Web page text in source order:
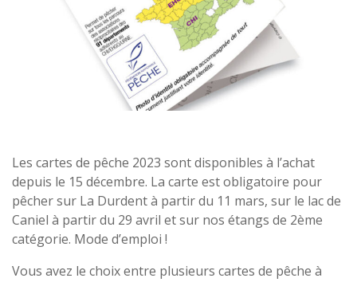
Les cartes de pêche 2023 sont disponibles à l’achat
depuis le 15 décembre. La carte est obligatoire pour
pêcher sur La Durdent à partir du 11 mars, sur le lac de
Caniel à partir du 29 avril et sur nos étangs de 2ème
catégorie. Mode d’emploi !
Vous avez le choix entre plusieurs cartes de pêche à